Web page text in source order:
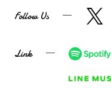
Follow Us
Link